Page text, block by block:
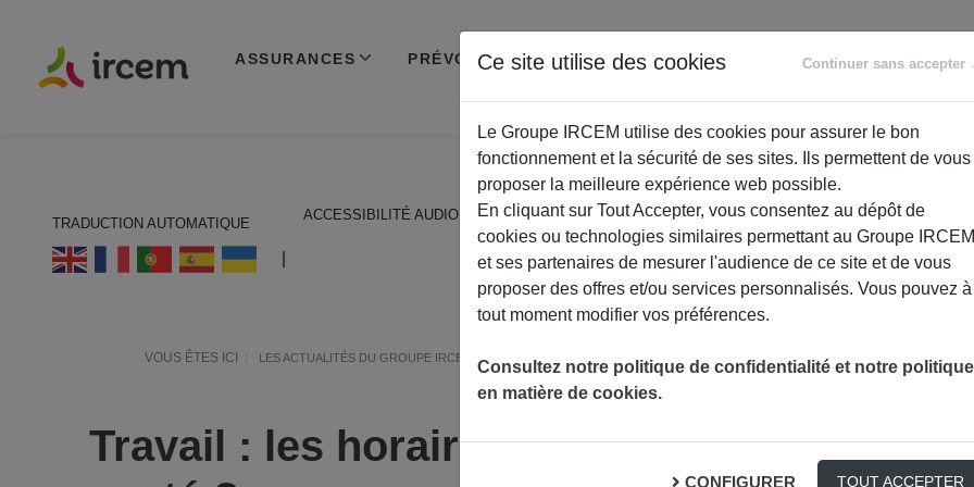
ASSURANCES PRÉVOYANCE RETRAITE
ACCOMPAGNEMENT
TRADUCTION AUTOMATIQUE
ACCESSIBILITÉ AUDIO
VOUS ÊTES ICI : LES ACTUALITÉS DU GROUPE IRCEM ACTUALITÉS ASSISTANTE MATERNELLE TRAVAIL : LES HORAIRES
Travail : les horaires atypiques mauvais
Ce site utilise des cookies Continuer sans accepter
Le Groupe IRCEM utilise des cookies pour assurer le bon
fonctionnement et la sécurité de ses sites. Ils permettent de vous
proposer la meilleure expérience web possible.
En cliquant sur Tout Accepter, vous consentez au dépôt de
cookies ou technologies similaires permettant au Groupe IRCEM
et ses partenaires de mesurer l'audience de ce site et de vous
proposer des offres et/ou services personnalisés. Vous pouvez à
tout moment modifier vos préférences.
Consultez notre politique de confidentialité et notre politique
en matière de cookies.
CONFIGURER TOUT ACCEPTER